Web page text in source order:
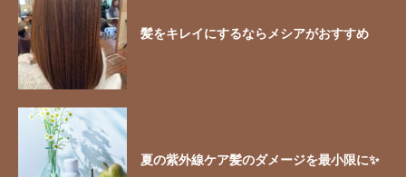
髪をキレイにするならメシアがおすすめ
夏の紫外線ケア髪のダメージを最小限に✨